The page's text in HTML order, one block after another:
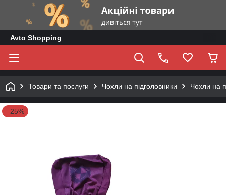
Avto Shopping
Товари та послуги Чохли на підголовники Чохли на
–25%